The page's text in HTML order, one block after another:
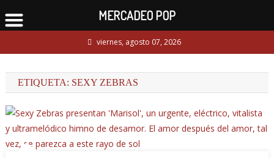
to
viernes, agosto 07, 2026
ETIQUETA: SEXY ZEBRAS
MERCADEO POP